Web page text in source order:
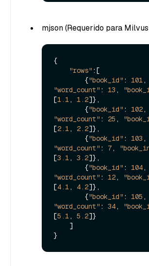
mjson (Requerido para
{
"rows" : [
{"book_id" : 101,
"word_count" : 13 ,
[1.1, 1.2]} ,
{"book_id" : 102,
"word_count" : 25 ,
[2.1, 2.2]} ,
{"book_id" : 103 ,
"word_count" : 7,
[3.1, 3.2]} ,
{"book_id" : 104,
"word_count" : 12,
[4.1, 4.2]} ,
{"book_id" : 105 ,
"word_count" : 34,
[5.1, 5.2]}
]
}